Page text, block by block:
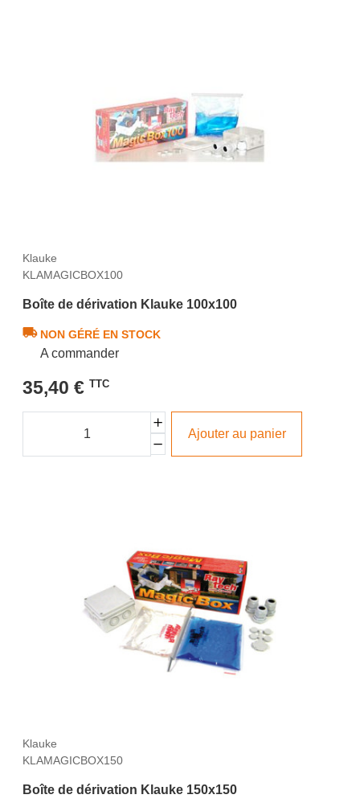
Klauke
KLAMAGICBOX100
Boîte de dérivation Klauke 100x100
NON GÉRÉ EN STOCK
A commander
35,40 € TTC
Ajouter au panier
Klauke
KLAMAGICBOX150
Boîte de dérivation Klauke 150x150